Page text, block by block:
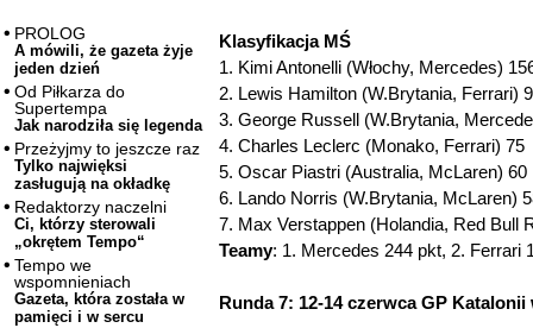
PROLOG
A mówili, że gazeta żyje
jeden dzień
Od Piłkarza do
Supertempa
Jak narodziła się legenda
Przeżyjmy to jeszcze raz
Tylko najwięksi
zasługują na okładkę
Redaktorzy naczelni
Ci, którzy sterowali
„okrętem Tempo“
Tempo we
wspomnieniach
Gazeta, która została w
pamięci i w sercu
Klasyfikacja MŚ
1. Kimi Antonelli (Włochy, Mercedes)
2. Lewis Hamilton (W.Brytania, Ferrari)
3. George Russell (W.Brytania,
4. Charles Leclerc (Monako, Ferrari) 75
5. Oscar Piastri (Australia, McLaren) 60
6. Lando Norris (W.Brytania, McLaren)
7. Max Verstappen (Holandia, Red Bull
Teamy: 1. Mercedes 244 pkt, 2. Ferrari
Runda 7: 12-14 czerwca GP